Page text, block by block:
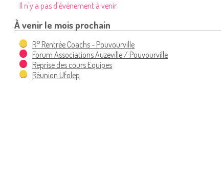
Il n'y a pas d'événement à venir
À venir le mois prochain
R° Rentrée Coachs - Pouvourville
Forum Associations Auzeville / Pouvourville
Reprise des cours Equipes
Réunion Ufolep